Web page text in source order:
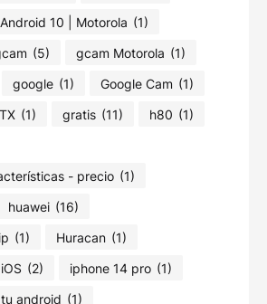
Android 10 | Motorola (1)
(5) gcam Motorola (1)
google (1) Google Cam (1)
(1) gratis (11) h80 (1)
- precio (1)
huawei (16)
(1) Huracan (1)
iOS (2) iphone 14 pro (1)
android (1)